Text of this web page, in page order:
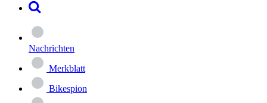
Nachrichten
Merkblatt
Bikespion